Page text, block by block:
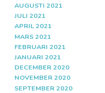
AUGUSTI 2021
JULI 2021
APRIL 2021
MARS 2021
FEBRUARI 2021
JANUARI 2021
DECEMBER 2020
NOVEMBER 2020
SEPTEMBER 2020